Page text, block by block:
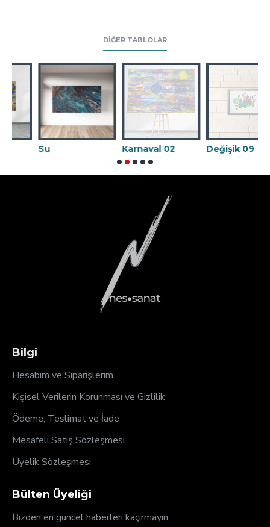
DIĞER TABLOLAR
Karnaval 02 Değişik 09
Bilgi
Hesabım ve Siparişlerim
Kişisel Verilerin Korunması ve Gizlilik
Ödeme, Teslimat ve İade
Mesafeli Satış Sözleşmesi
Üyelik Sözleşmesi
Bülten Üyeliği
Bizden en güncel haberleri kaçırmayın